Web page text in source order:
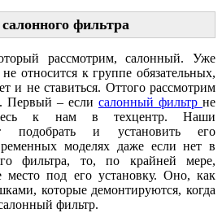
фильтра
рассмотрим, салонный. Уже
относится к группе обязательных,
и не ставиться. Оттого рассмотрим
Первый – если салонный фильтр не
к нам в техцентр. Наши
подобрать и установить его
моделях даже если нет в
фильтра, то, по крайней мере,
место под его установку. Оно, как
которые демонтируются, когда
фильтр.